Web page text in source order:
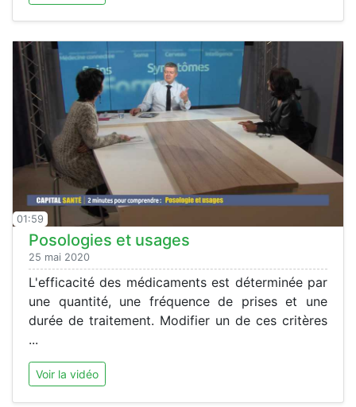
01:59
Posologies et usages
25 mai 2020
L'efficacité des médicaments est déterminée par
une quantité, une fréquence de prises et une
durée de traitement. Modifier un de ces critères
...
Voir la vidéo